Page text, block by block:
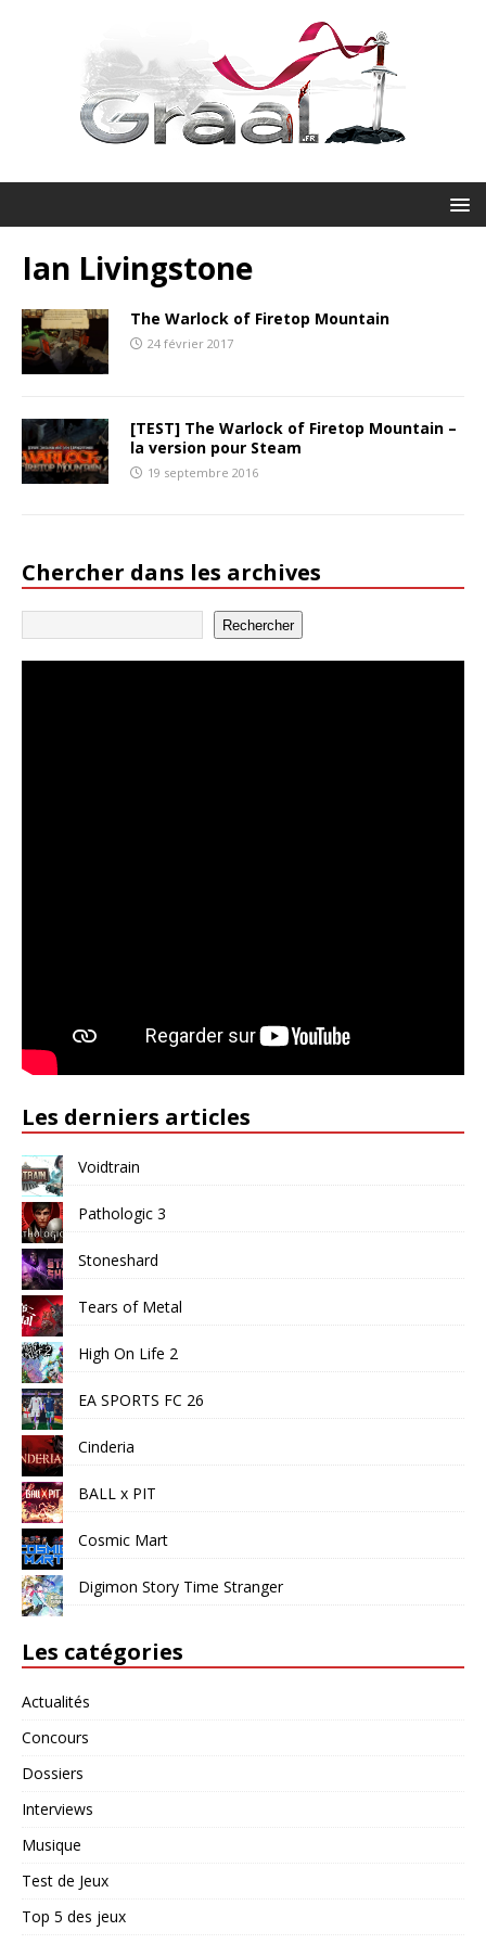
Ian Livingstone
The Warlock of Firetop Mountain
24 février 2017
[TEST] The Warlock of Firetop Mountain –
la version pour Steam
19 septembre 2016
Chercher dans les archives
Rechercher
Les derniers articles
Voidtrain
Pathologic 3
Stoneshard
Tears of Metal
High On Life 2
EA SPORTS FC 26
Cinderia
BALL x PIT
Cosmic Mart
Digimon Story Time Stranger
Les catégories
Actualités
Concours
Dossiers
Interviews
Musique
Test de Jeux
Top 5 des jeux